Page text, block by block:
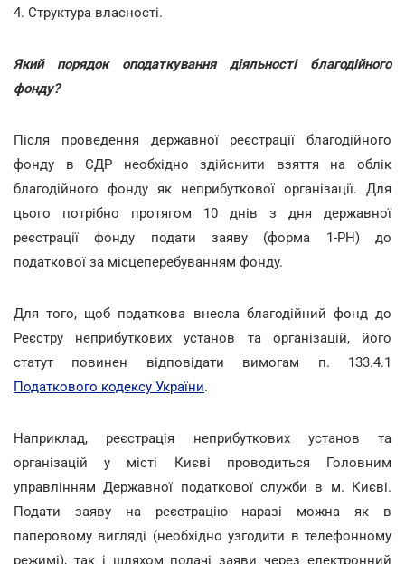
4. Структура власності.
Який порядок оподаткування діяльності благодійного
фонду?
Після проведення державної реєстрації благодійного
фонду в ЄДР необхідно здійснити взяття на облік
благодійного фонду як неприбуткової організації. Для
цього потрібно протягом 10 днів з дня державної
реєстрації фонду подати заяву (форма 1-РН) до
податкової за місцеперебуванням фонду.
Для того, щоб податкова внесла благодійний фонд до
Реєстру неприбуткових установ та організацій, його
статут повинен відповідати вимогам п. 133.4.1
Податкового кодексу України.
Наприклад, реєстрація неприбуткових установ та
організацій у місті Києві проводиться Головним
управлінням Державної податкової служби в м. Києві.
Подати заяву на реєстрацію наразі можна як в
паперовому вигляді (необхідно узгодити в телефонному
режимі), так і шляхом подачі заяви через електронний